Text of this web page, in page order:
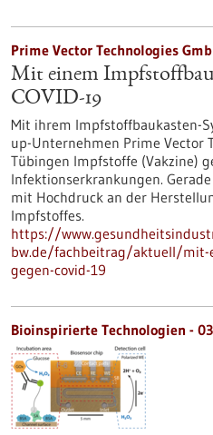
Prime Vector Technologies
Mit einem
COVID-19
Mit ihrem Impfstoffbaukasten-
up-Unternehmen Prime Vector
Tübingen Impfstoffe (Vakzine)
Infektionserkrankungen.
mit Hochdruck an der
Impfstoffes.
https://
bw.de/fachbeitrag/aktuell/mit-
gegen-covid-19
Bioinspirierte Technologien -